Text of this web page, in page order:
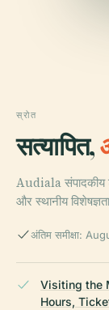
स्रोत
सत्यापित,
Audiala संपादकीय
और स्थानीय
अंतिम समीक्षा:
Visiting the
Hours,